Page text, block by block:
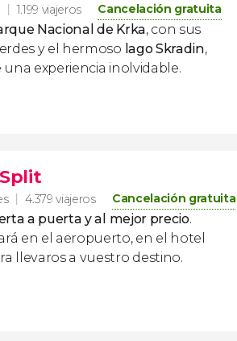
1.199 viajeros Cancelación gratuita
Nacional de Krka, con sus
y el hermoso lago Skradin,
experiencia inolvidable.
4.379 viajeros Cancelación gratuita
a puerta y al mejor precio.
en el aeropuerto, en el hotel
llevaros a vuestro destino.